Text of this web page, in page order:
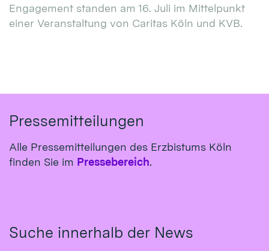
Engagement standen am 16. Juli im Mittelpunkt
einer Veranstaltung von Caritas Köln und KVB.
Pressemitteilungen
Alle Pressemitteilungen des Erzbistums Köln
finden Sie im Pressebereich.
Suche innerhalb der News